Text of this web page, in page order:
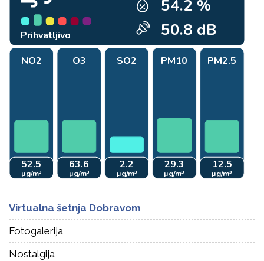
Virtualna šetnja Dobravom
Fotogalerija
Nostalgija